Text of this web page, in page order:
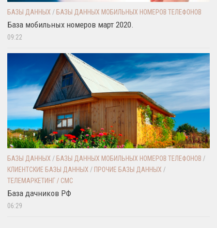
БАЗЫ ДАННЫХ / БАЗЫ ДАННЫХ МОБИЛЬНЫХ НОМЕРОВ ТЕЛЕФОНОВ
База мобильных номеров март 2020.
09:22
БАЗЫ ДАННЫХ / БАЗЫ ДАННЫХ МОБИЛЬНЫХ НОМЕРОВ ТЕЛЕФОНОВ /
КЛИЕНТСКИЕ БАЗЫ ДАННЫХ / ПРОЧИЕ БАЗЫ ДАННЫХ /
ТЕЛЕМАРКЕТИНГ / СМС
База дачников РФ
06:29